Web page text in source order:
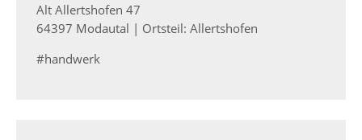
Alt Allertshofen 47
64397 Modautal | Ortsteil: Allertshofen
#handwerk